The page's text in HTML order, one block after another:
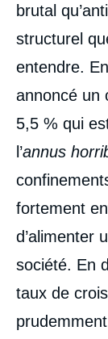
brutal
structurel
entendre.
annoncé un
5,5 % qui
l’annus
fortement
d’alimenter
société. En
taux de
Marc
2023.